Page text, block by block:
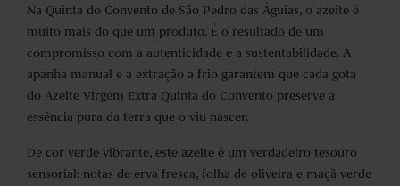
Na Quinta do Convento de São Pedro das Águias, o azeite é
muito mais do que um produto. É o resultado de um
compromisso com a autenticidade e a sustentabilidade. A
apanha manual e a extração a frio garantem que cada gota
do Azeite Virgem Extra Quinta do Convento preserve a
essência pura da terra que o viu nascer.
De cor verde vibrante, este azeite é um verdadeiro tesouro
sensorial: notas de erva fresca, folha de oliveira e maçã verde